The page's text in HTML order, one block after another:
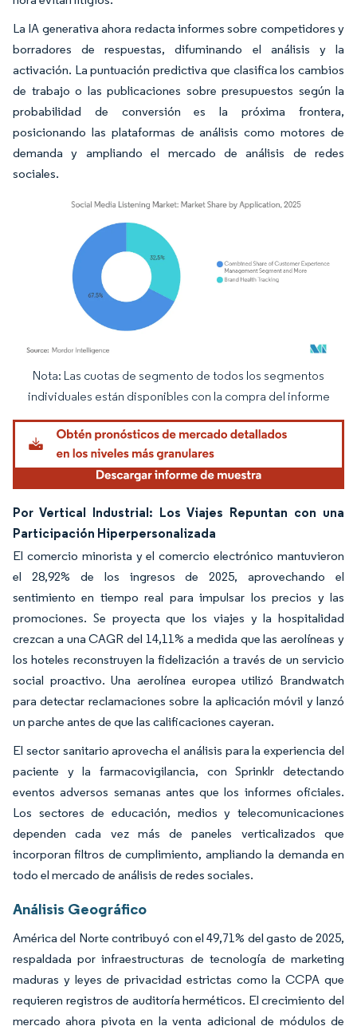
La IA generativa ahora redacta informes sobre competidores y
borradores de respuestas, difuminando el análisis y la
activación. La puntuación predictiva que clasifica los cambios
de trabajo o las publicaciones sobre presupuestos según la
probabilidad de conversión es la próxima frontera,
posicionando las plataformas de análisis como motores de
demanda y ampliando el mercado de análisis de redes
sociales.
Imagen © Mordor Intelligence. El uso requiere atribución según CC BY 4.0.
Nota: Las cuotas de segmento de todos los segmentos
individuales están disponibles con la compra del informe
Por Vertical Industrial: Los Viajes Repuntan con una
Participación Hiperpersonalizada
El comercio minorista y el comercio electrónico mantuvieron
el 28,92% de los ingresos de 2025, aprovechando el
sentimiento en tiempo real para impulsar los precios y las
promociones. Se proyecta que los viajes y la hospitalidad
crezcan a una CAGR del 14,11% a medida que las aerolíneas y
los hoteles reconstruyen la fidelización a través de un servicio
social proactivo. Una aerolínea europea utilizó Brandwatch
para detectar reclamaciones sobre la aplicación móvil y lanzó
un parche antes de que las calificaciones cayeran.
El sector sanitario aprovecha el análisis para la experiencia del
paciente y la farmacovigilancia, con Sprinklr detectando
eventos adversos semanas antes que los informes oficiales.
Los sectores de educación, medios y telecomunicaciones
dependen cada vez más de paneles verticalizados que
incorporan filtros de cumplimiento, ampliando la demanda en
todo el mercado de análisis de redes sociales.
Análisis Geográfico
América del Norte contribuyó con el 49,71% del gasto de 2025,
respaldada por infraestructuras de tecnología de marketing
maduras y leyes de privacidad estrictas como la CCPA que
requieren registros de auditoría herméticos. El crecimiento del
mercado ahora pivota en la venta adicional de módulos de